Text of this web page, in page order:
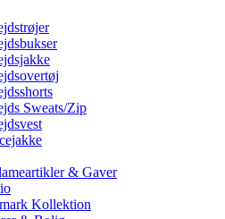
Sweats/Zip
& Gaver
Kollektion